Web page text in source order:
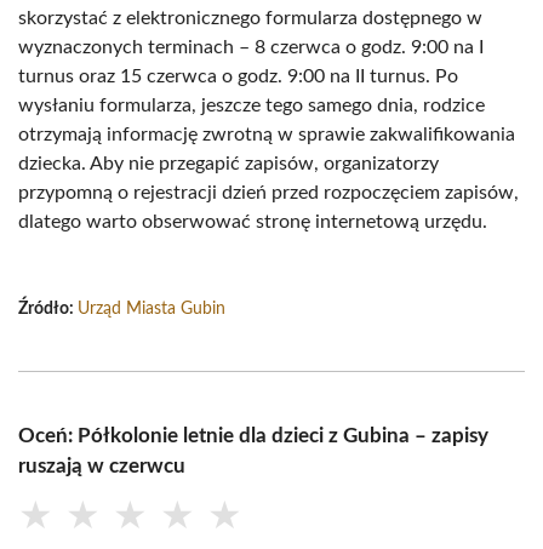
skorzystać z elektronicznego formularza dostępnego w
wyznaczonych terminach – 8 czerwca o godz. 9:00 na I
turnus oraz 15 czerwca o godz. 9:00 na II turnus. Po
wysłaniu formularza, jeszcze tego samego dnia, rodzice
otrzymają informację zwrotną w sprawie zakwalifikowania
dziecka. Aby nie przegapić zapisów, organizatorzy
przypomną o rejestracji dzień przed rozpoczęciem zapisów,
dlatego warto obserwować stronę internetową urzędu.
Źródło: Urząd Miasta Gubin
Oceń: Półkolonie letnie dla dzieci z Gubina – zapisy
ruszają w czerwcu
★ ★ ★ ★ ★